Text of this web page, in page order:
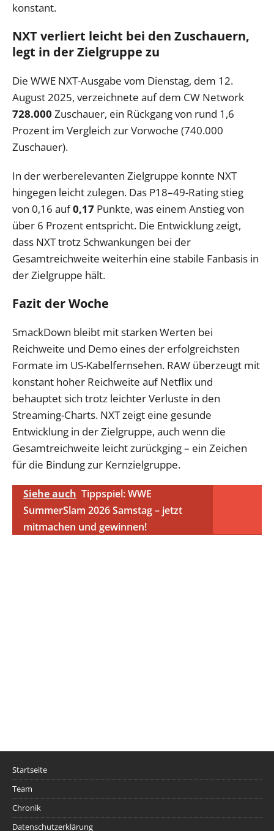
konstant.
NXT verliert leicht bei den Zuschauern,
legt in der Zielgruppe zu
Die WWE NXT-Ausgabe vom Dienstag, dem 12.
August 2025, verzeichnete auf dem CW Network
728.000 Zuschauer, ein Rückgang von rund 1,6
Prozent im Vergleich zur Vorwoche (740.000
Zuschauer).
In der werberelevanten Zielgruppe konnte NXT
hingegen leicht zulegen. Das P18–49-Rating stieg
von 0,16 auf0,17 Punkte, was einem Anstieg von
über 6 Prozent entspricht. Die Entwicklung zeigt,
dass NXT trotz Schwankungen bei der
Gesamtreichweite weiterhin eine stabile Fanbasis in
der Zielgruppe hält.
Fazit der Woche
SmackDown bleibt mit starken Werten bei
Reichweite und Demo eines der erfolgreichsten
Formate im US-Kabelfernsehen. RAW überzeugt mit
konstant hoher Reichweite auf Netflix und
behauptet sich trotz leichter Verluste in den
Streaming-Charts. NXT zeigt eine gesunde
Entwicklung in der Zielgruppe, auch wenn die
Gesamtreichweite leicht zurückging – ein Zeichen
für die Bindung zur Kernzielgruppe.
Siehe auch Tippspiel: WWE
SummerSlam 2026 Samstag – jetzt
mitmachen und gewinnen!
Startseite
Team
Chronik
Datenschutzerklärung